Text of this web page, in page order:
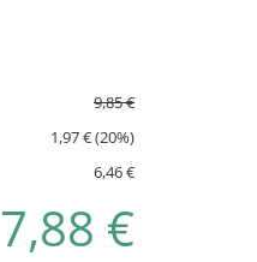
9,85 €
1,97 € (20%)
6,46 €
7,88 €